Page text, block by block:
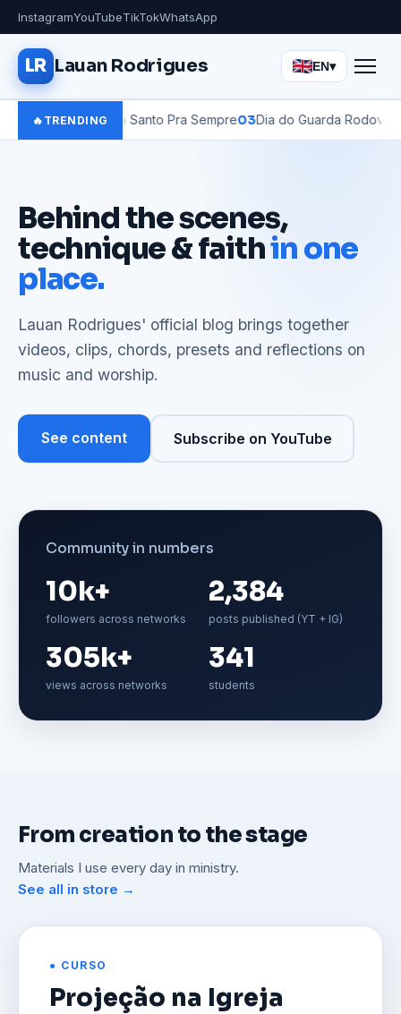
InstagramYouTubeTikTokWhatsApp
LR Lauan Rodrigues EN▾
🔥 TRENDING
céu canta Santo Pra Sempre03Dia do Guarda Rodoviário mas
Behind the scenes,
technique & faithin one
place.
Lauan Rodrigues' official blog brings together
videos, clips, chords, presets and reflections on
music and worship.
See content Subscribe on YouTube
Community in numbers
10k+
followers across networks
2,384
posts published (YT + IG)
305k+
views across networks
341
students
From creation to the stage
Materials I use every day in ministry.
See all in store →
● CURSO
Projeção na Igreja